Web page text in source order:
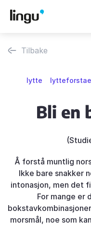
Tilbake
lytte
Bli en
Å forstå muntlig
Ikke bare snakker
intonasjon, men det
For mange er
morsmål, noe som